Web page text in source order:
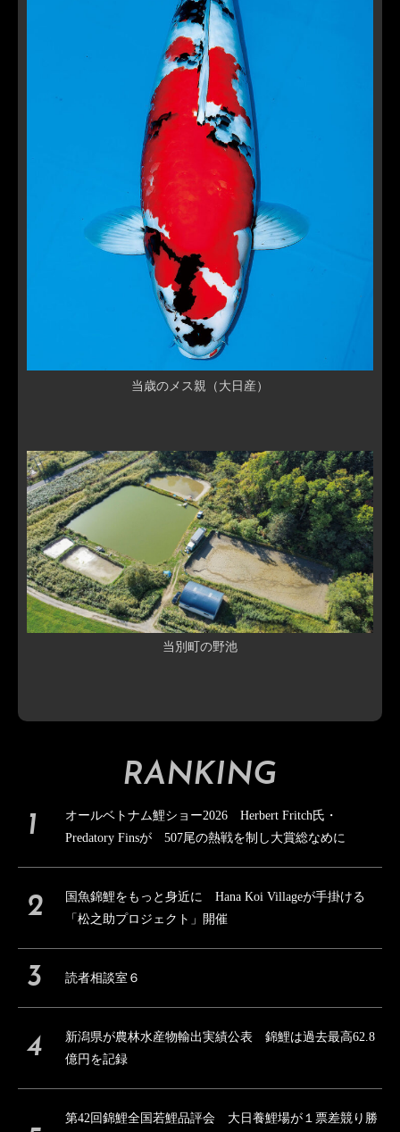
当歳のメス親（大日産）
当別町の野池
RANKING
オールベトナム鯉ショー2026 Herbert Fritch氏・
Predatory Finsが 507尾の熱戦を制し大賞総なめに
国魚錦鯉をもっと身近に Hana Koi Villageが手掛ける
「松之助プロジェクト」開催
読者相談室６
新潟県が農林水産物輸出実績公表 錦鯉は過去最高62.8
億円を記録
第42回錦鯉全国若鯉品評会 大日養鯉場が１票差競り勝